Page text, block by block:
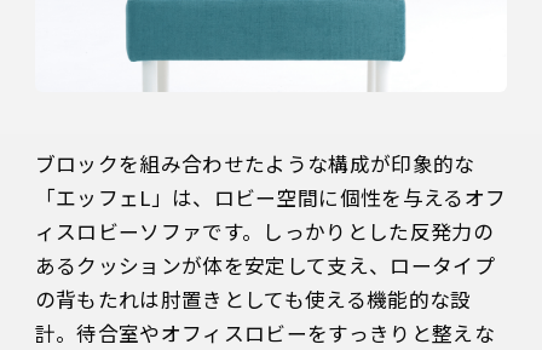
ブロックを組み合わせたような構成が印象的な
「エッフェL」は、ロビー空間に個性を与えるオフ
ィスロビーソファです。しっかりとした反発力の
あるクッションが体を安定して支え、ロータイプ
の背もたれは肘置きとしても使える機能的な設
計。待合室やオフィスロビーをすっきりと整えな